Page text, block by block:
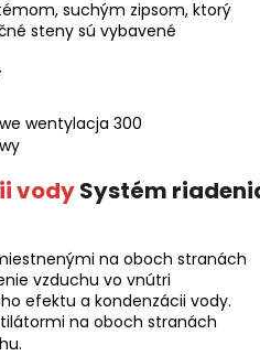
suchým zipsom, ktorý
steny sú vybavené
vodySystém
na oboch stranách
vzduchu vo vnútri
efektu a kondenzácii vody.
na oboch stranách